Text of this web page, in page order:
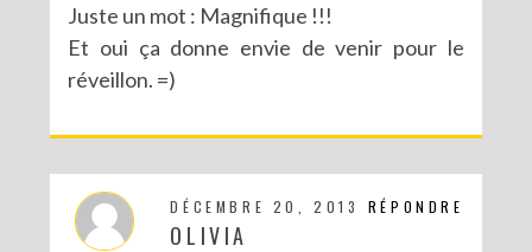
Juste un mot : Magnifique !!!
Et oui ça donne envie de venir pour le
réveillon. =)
RÉPONDRE
DÉCEMBRE 20, 2013
OLIVIA